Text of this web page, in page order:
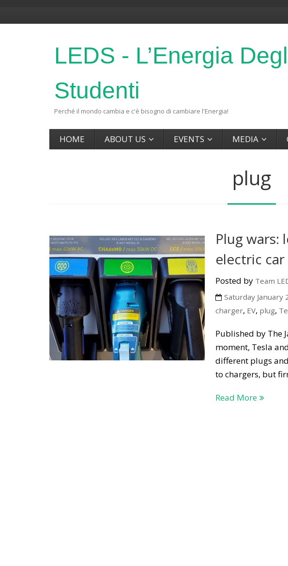
LEDS - L’Energia
Studenti
Perché il mondo cambia e c'è bisogno di cambiare l'Energia!
HOME ABOUT US EVENTS MEDIA
plug
Plug wars:
electric
Posted by Team
Saturday January
charger, EV, plug,
Published by The
moment, Tesla
different plugs
to chargers, but
Read More